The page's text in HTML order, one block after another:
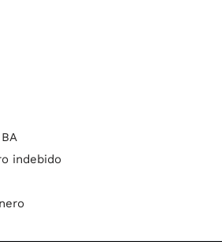
indebido